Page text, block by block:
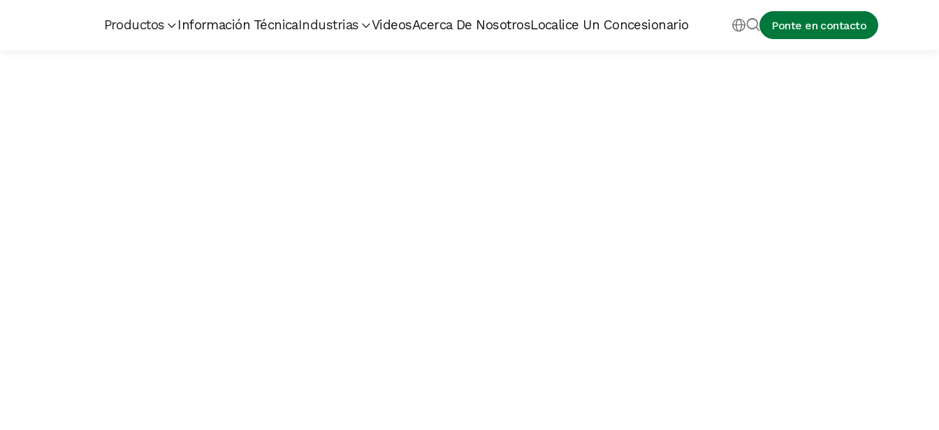
Productos  Información TécnicaIndustrias VideosAcerca De NosotrosLocalice Un Concesionario  Ponte en contacto